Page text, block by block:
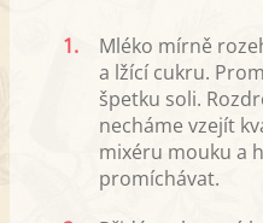
1.
Mléko mírně
a lžící cukru.
špetku soli.
necháme vzejít
mixéru mouku a
promíchávat.